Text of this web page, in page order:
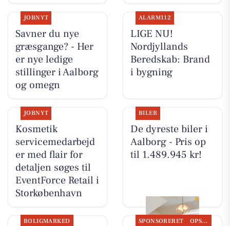
JOBNYT
Savner du nye
græsgange? - Her
er nye ledige
stillinger i Aalborg
og omegn
ALARM112
LIGE NU!
Nordjyllands
Beredskab: Brand
i bygning
JOBNYT
Kosmetik
servicemedarbejd
er med flair for
detaljen søges til
EventForce Retail i
Storkøbenhavn
BILER
De dyreste biler i
Aalborg - Pris op
til 1.489.945 kr!
BOLIGMARKED SPONSORERET OPSLAGSTAVLEN